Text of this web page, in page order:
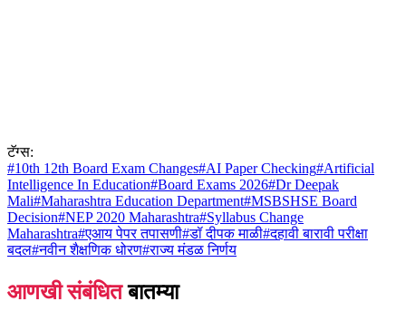
टॅग्स:
#10th 12th Board Exam Changes#AI Paper Checking#Artificial
Intelligence In Education#Board Exams 2026#Dr Deepak
Mali#Maharashtra Education Department#MSBSHSE Board
Decision#NEP 2020 Maharashtra#Syllabus Change
Maharashtra#एआय पेपर तपासणी#डॉ दीपक माळी#दहावी बारावी परीक्षा
बदल#नवीन शैक्षणिक धोरण#राज्य मंडळ निर्णय
आणखी संबंधित बातम्या